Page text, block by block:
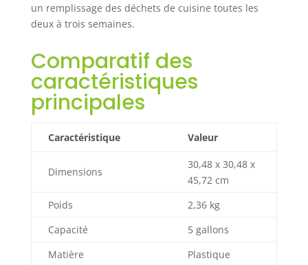
un remplissage des déchets de cuisine toutes les
deux à trois semaines.
Comparatif des
caractéristiques
principales
Caractéristique Valeur
Dimensions
30,48 x 30,48 x
45,72 cm
Poids
2,36 kg
Capacité
5 gallons
Matière
Plastique